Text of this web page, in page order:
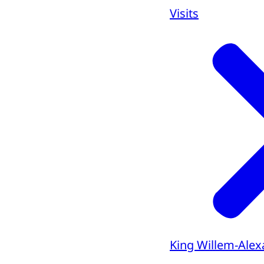
Visits
King Willem-